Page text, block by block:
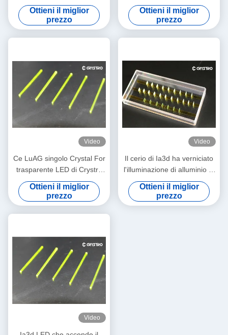
Crystal High Quality del
gallio del Ce del gadolinio
Ottieni il miglior
prezzo
alluminio del granato GAGG
del gallio del Ce del
gadolinio
Ottieni il miglior
prezzo
Video
Ce LuAG singolo Crystal For
trasparente LED di Crystro
che accende applicazione
Ottieni il miglior
prezzo
Video
Il cerio di Ia3d ha verniciato
l'illuminazione di alluminio di
Garnet For LED dell'ittrio
Ottieni il miglior
prezzo
Video